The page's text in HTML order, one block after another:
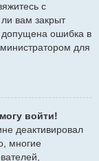
с
вам закрыт
допущена ошибка в
для
войти!
деактивировал
многие